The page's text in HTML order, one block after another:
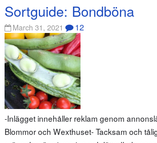
Sortguide: Bondböna
March 31, 2021 12
-Inlägget innehåller reklam genom
Blommor och Wexthuset- Tacksam och